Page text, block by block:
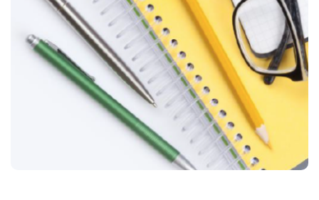
Tryangle gebruikt nog meer formats om te inspireren en
informeren omtrent welzijn en werkgeluk: Van keynotes,
webinars, e-books, vlogs, podcasts, white papers, artikels,… tot
ondersteuning van interne of externe communicatie van
organisaties.
Meer weten?